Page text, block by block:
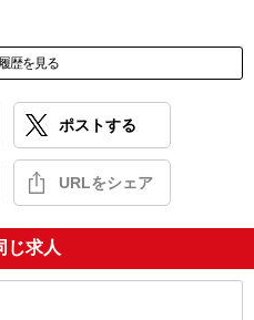
歴を見る
ポストする
URLをシェア
じ求人